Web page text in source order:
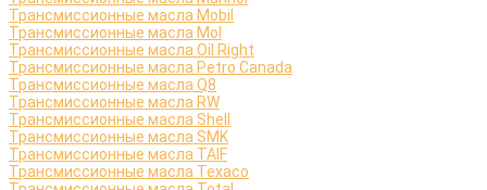
Трансмиссионные масла Mobil
Трансмиссионные масла Mol
Трансмиссионные масла Oil Right
Трансмиссионные масла Petro Canada
Трансмиссионные масла Q8
Трансмиссионные масла RW
Трансмиссионные масла Shell
Трансмиссионные масла SMK
Трансмиссионные масла TAIF
Трансмиссионные масла Texaco